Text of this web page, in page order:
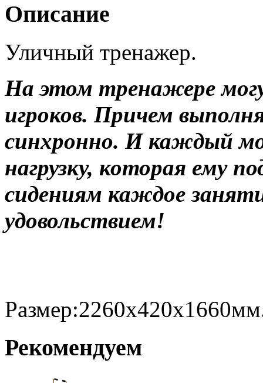
Описание
Уличный тренажер.
На этом тренажере
игроков. Причем
синхронно. И каждый
нагрузку, которая ему
сидениям каждое
удовольствием!
Рекомендуем